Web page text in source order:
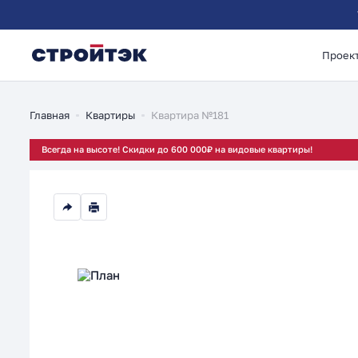
2-комнатная 59.84м²
Главная Квартиры Квартира №181
Всегда на высоте! Скидки до 600 000₽ на видовые квартиры!